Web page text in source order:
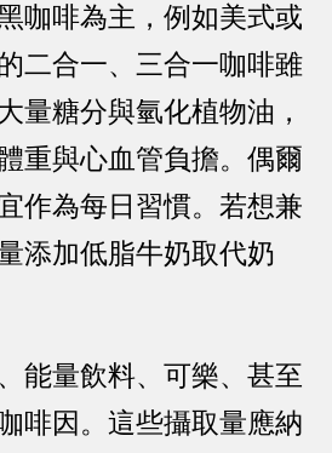
咖啡為主，例如美式或
二合一、三合一咖啡雖
量糖分與氫化植物油，
重與心血管負擔。偶爾
作為每日習慣。若想兼
添加低脂牛奶取代奶
能量飲料、可樂、甚至
啡因。這些攝取量應納